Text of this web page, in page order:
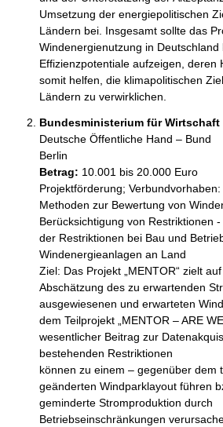
Umsetzung der energiepolitischen
Ländern bei. Insgesamt sollte das
Windenergienutzung in Deutschland
Effizienzpotentiale aufzeigen, deren
somit helfen, die klimapolitischen
Ländern zu verwirklichen.
Bundesministerium für
Deutsche Öffentliche Hand – Bund
Berlin
Betrag: 10.001 bis 20.000 Euro
Projektförderung;
Methoden zur Bewertung von
Berücksichtigung von Restriktionen
der Restriktionen bei Bau und
Windenergieanlagen an Land
Ziel: Das Projekt „MENTOR“ zielt
Abschätzung des zu erwartenden
ausgewiesenen und erwarteten
dem Teilprojekt „MENTOR – ARE
wesentlicher Beitrag zur
bestehenden Restriktionen
können zu einem – gegenüber dem
geänderten Windparklayout führen
geminderte Stromproduktion durch
Betriebseinschränkungen